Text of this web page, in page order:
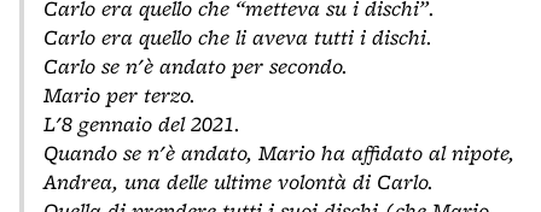
Carlo era quello che “metteva su i dischi”.
Carlo era quello che li aveva tutti i dischi.
Carlo se n'è andato per secondo.
Mario per terzo.
L'8 gennaio del 2021.
Quando se n'è andato, Mario ha affidato al nipote,
Andrea, una delle ultime volontà di Carlo.